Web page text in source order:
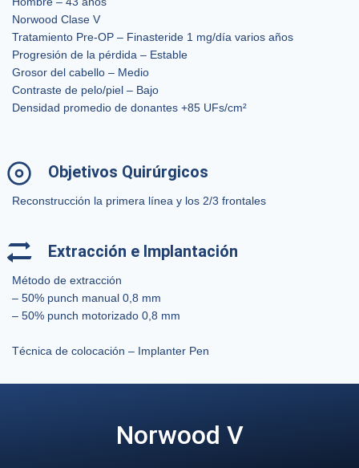
Norwood Clase V
Tratamiento Pre-OP – Finasteride 1 mg/día varios años
Progresión de la pérdida – Estable
Grosor del cabello – Medio
Contraste de pelo/piel – Bajo
Densidad promedio de donantes +85 UFs/cm²
Objetivos Quirúrgicos
Reconstrucción la primera línea y los 2/3 frontales
Extracción e Implantación
Método de extracción
– 50% punch manual 0,8 mm
– 50% punch motorizado 0,8 mm
Técnica de colocación – Implanter Pen
Norwood V